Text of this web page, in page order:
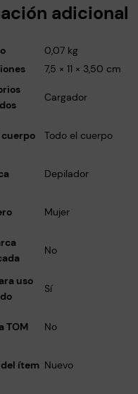
adicional
0,07 kg
7,5 × 11 × 3,50 cm
Cargador
cuerpo Todo el cuerpo
Depilador
Mujer
No
uso
Sí
TOM No
ítem Nuevo